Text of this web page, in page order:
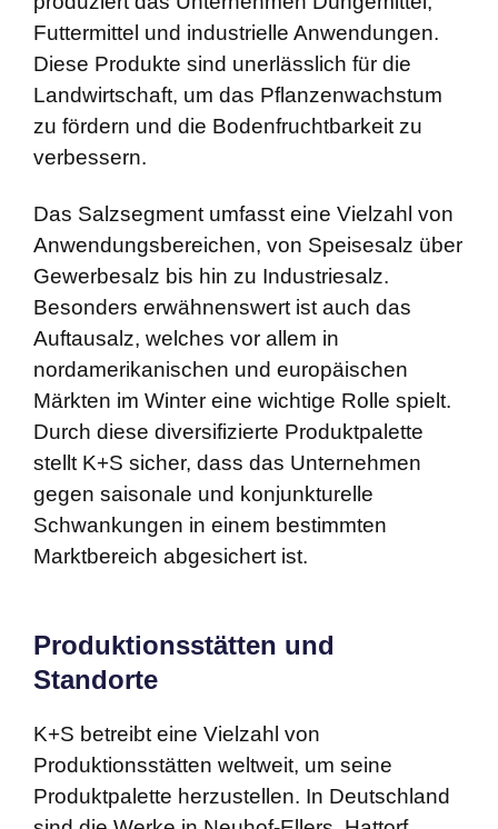
Futtermittel und industrielle Anwendungen.
Diese Produkte sind unerlässlich für die
Landwirtschaft, um das Pflanzenwachstum
zu fördern und die Bodenfruchtbarkeit zu
verbessern.
Das Salzsegment umfasst eine Vielzahl von
Anwendungsbereichen, von Speisesalz über
Gewerbesalz bis hin zu Industriesalz.
Besonders erwähnenswert ist auch das
Auftausalz, welches vor allem in
nordamerikanischen und europäischen
Märkten im Winter eine wichtige Rolle spielt.
Durch diese diversifizierte Produktpalette
stellt K+S sicher, dass das Unternehmen
gegen saisonale und konjunkturelle
Schwankungen in einem bestimmten
Marktbereich abgesichert ist.
Produktionsstätten und
Standorte
K+S betreibt eine Vielzahl von
Produktionsstätten weltweit, um seine
Produktpalette herzustellen. In Deutschland